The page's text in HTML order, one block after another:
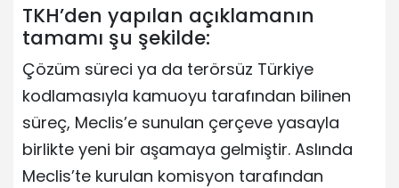
TKH’den yapılan açıklamanın
tamamı şu şekilde:
Çözüm süreci ya da terörsüz Türkiye
kodlamasıyla kamuoyu tarafından bilinen
süreç, Meclis’e sunulan çerçeve yasayla
birlikte yeni bir aşamaya gelmiştir. Aslında
Meclis’te kurulan komisyon tarafından